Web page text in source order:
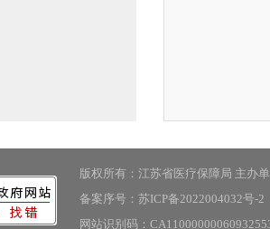
版权所有：江苏省医疗保障局 主办
备案序号：苏ICP备2022004032号-2
网站识别码：